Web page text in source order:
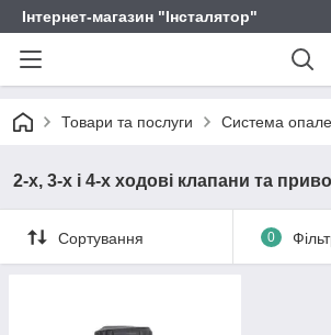
Інтернет-магазин "Інсталятор"
Товари та послуги Система
2-х, 3-х і 4-х ходові клапани та
Сортування 0